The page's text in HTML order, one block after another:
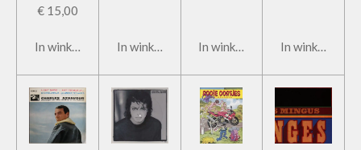
€ 15,00
In winkelwagen In winkelwagen In winkelwagen In